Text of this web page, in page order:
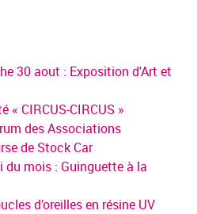
30 aout : Exposition d'Art et
« CIRCUS-CIRCUS »
des Associations
de Stock Car
du mois : Guinguette à la
d’oreilles en résine UV